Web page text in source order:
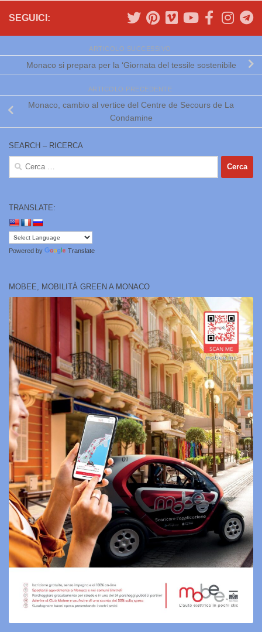
SEGUICI:
ARTICOLO SUCCESSIVO
Monaco si prepara per la ‘Giornata del tessile sostenibile
ARTICOLO PRECEDENTE
Monaco, cambio al vertice del Centre de Secours de La
Condamine
SEARCH – RICERCA
Ricerca
TRANSLATE:
Powered by Translate
MOBEE, MOBILITÀ GREEN A MONACO